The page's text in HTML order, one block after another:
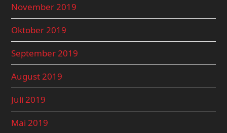
November 2019
Oktober 2019
September 2019
August 2019
Juli 2019
Mai 2019